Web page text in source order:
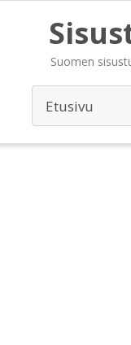
Suomen